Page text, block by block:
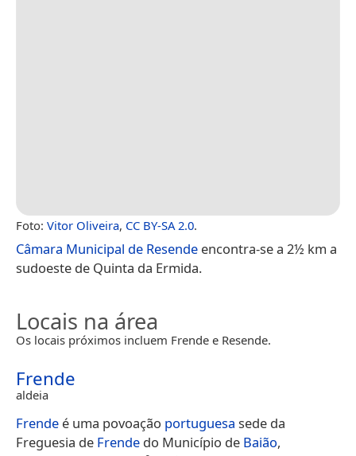
Foto: Vitor Oliveira, CC BY-SA 2.0.
Câmara Municipal de Resende encontra-se a 2½ km a
sudoeste de Quinta da Ermida.
Locais na área
Os locais próximos incluem Frende e Resende.
Frende
aldeia
Frende é uma povoação portuguesa sede da
Freguesia de Frende do Município de Baião,